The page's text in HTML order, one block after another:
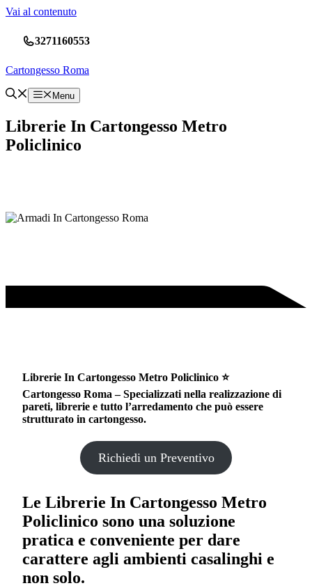
Vai al contenuto
3271160553
Cartongesso Roma
Menu
Librerie In Cartongesso Metro
Policlinico
Librerie In Cartongesso Metro Policlinico ⭐
Cartongesso Roma – Specializzati nella realizzazione di
pareti, librerie e tutto l’arredamento che può essere
strutturato in cartongesso.
Richiedi un Preventivo
Le Librerie In Cartongesso Metro
Policlinico sono una soluzione
pratica e conveniente per dare
carattere agli ambienti casalinghi e
non solo.